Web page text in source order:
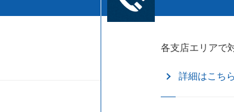
各支店エリアで
詳細はこちら